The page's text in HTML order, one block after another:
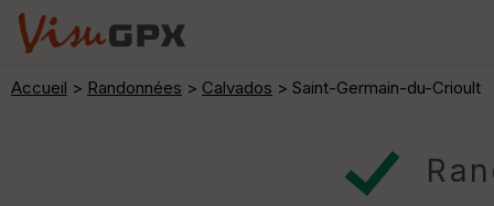
Accueil > Randonnées > Calvados > Saint-Germain-du-Crioult